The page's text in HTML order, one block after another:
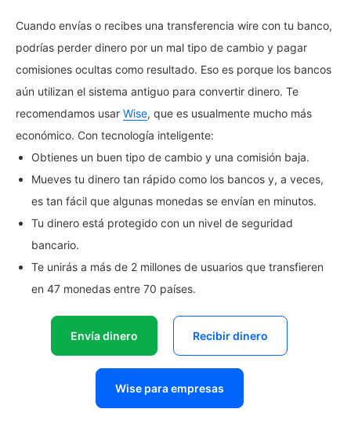
Cuando envías o recibes una transferencia wire con tu banco,
podrías perder dinero por un mal tipo de cambio y pagar
comisiones ocultas como resultado. Eso es porque los bancos
aún utilizan el sistema antiguo para convertir dinero. Te
recomendamos usar Wise, que es usualmente mucho más
económico. Con tecnología inteligente:
Obtienes un buen tipo de cambio y una comisión baja.
Mueves tu dinero tan rápido como los bancos y, a veces,
es tan fácil que algunas monedas se envían en minutos.
Tu dinero está protegido con un nivel de seguridad
bancario.
Te unirás a más de 2 millones de usuarios que transfieren
en 47 monedas entre 70 países.
Envía dinero Recibir dinero
Wise para empresas